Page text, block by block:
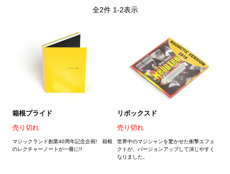
全2件 1-2表示
箱根プライド
売り切れ
マジックランド創業40周年記念企画! 箱根
のレクチャーノートが一冊に!!
リボックスド
売り切れ
世界中のマジシャンを驚かせた衝撃エフェ
クトが、バージョンアップして演じやすく
なりました。